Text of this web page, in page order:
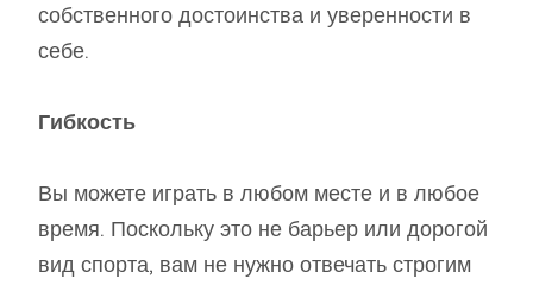
собственного достоинства и уверенности в
себе.
Гибкость
Вы можете играть в любом месте и в любое
время. Поскольку это не барьер или дорогой
вид спорта, вам не нужно отвечать строгим